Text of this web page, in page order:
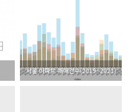
서울 아파트 매매건수(2019~2021)